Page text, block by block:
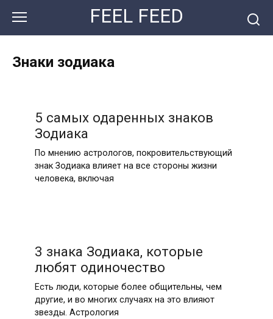
контенту
FEEL FEED
Знаки зодиака
5 самых одаренных знаков
Зодиака
По мнению астрологов, покровительствующий
знак Зодиака влияет на все стороны жизни
человека, включая
3 знака Зодиака, которые
любят одиночество
Есть люди, которые более общительны, чем
другие, и во многих случаях на это влияют
звезды. Астрология